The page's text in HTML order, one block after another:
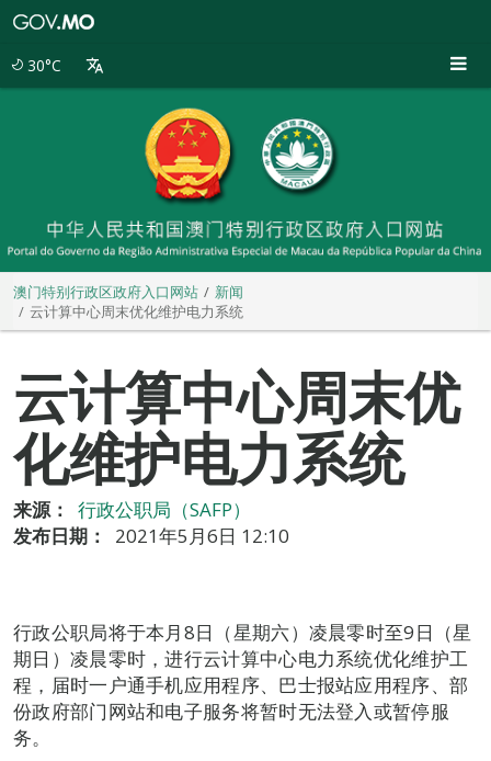
30°C
澳门特别行政区政府入口网站
新闻
云计算中心周末优化维护电力系统
云计算中心周末优
化维护电力系统
来源：
行政公职局（SAFP）
发布日期：
2021年5月6日 12:10
行政公职局将于本月8日（星期六）凌晨零时至9日（星
期日）凌晨零时，进行云计算中心电力系统优化维护工
程，届时一户通手机应用程序、巴士报站应用程序、部
份政府部门网站和电子服务将暂时无法登入或暂停服
务。